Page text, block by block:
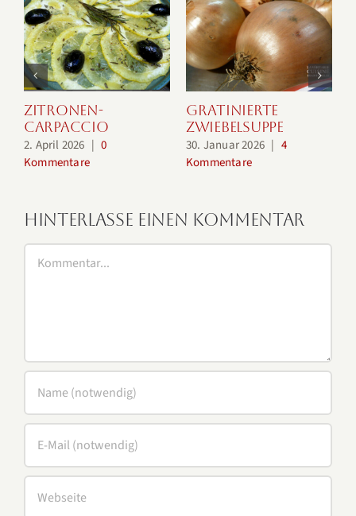
Zitronen-
Carpaccio
2. April 2026 | 0
Kommentare
Gratinierte
Zwiebelsuppe
30. Januar 2026 | 4
Kommentare
Hinterlasse einen Kommentar
Kommentar